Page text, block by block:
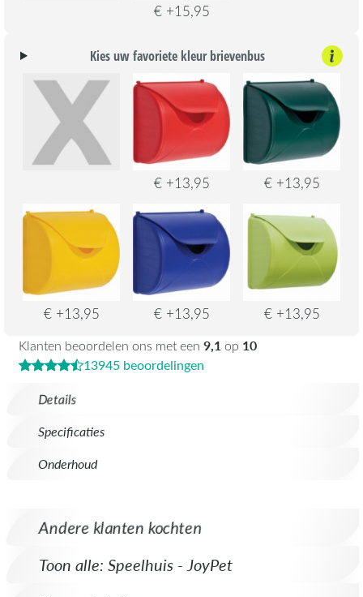
Details
Specificaties
Onderhoud
Klanten beoordelen ons met een 9,1 op 10
13945 beoordelingen
€ +15,95
Kies uw favoriete kleur brievenbus
€ +13,95 € +13,95
€ +13,95 € +13,95 € +13,95
Andere klanten kochten
Toon alle: Speelhuis - JoyPet